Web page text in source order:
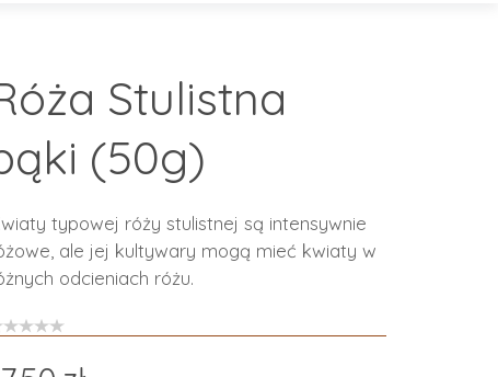
Stulistna
(50g)
typowej róży stulistnej są intensywnie
ale jej kultywary mogą mieć kwiaty w
odcieniach różu.